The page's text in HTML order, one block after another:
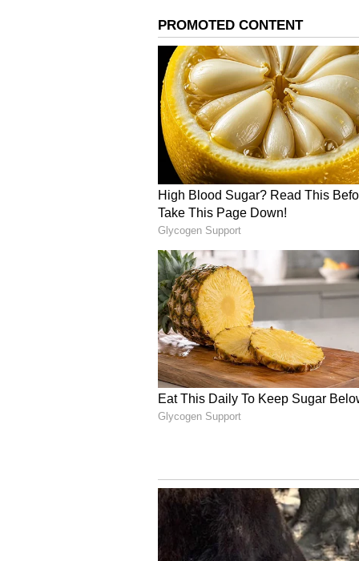
5. హోలీ సమయంలో ఇయర్‌బడ్‌లను
మీరు ఇయర్‌ఫోన్‌లు లేదా ఇయర్‌బడ్‌లు
ప్రమాదం లేదా పాడైపోయే ప్రమాదం ఉంది.
మాయిశ్చరైజర్ అప్లయ్ చేయండి. దీంతో
సులభం అవుతుంది.